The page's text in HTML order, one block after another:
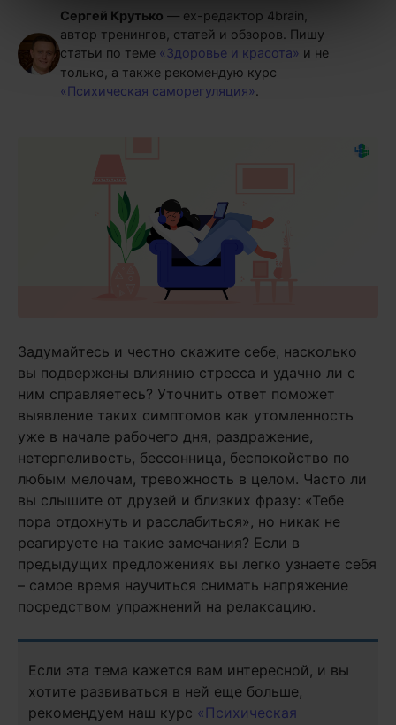
Сергей Крутько — ex-редактор 4brain,
автор тренингов, статей и обзоров. Пишу
статьи по теме «Здоровье и красота» и не
только, а также рекомендую курс
«Психическая саморегуляция».
Задумайтесь и честно скажите себе, насколько
вы подвержены влиянию стресса и удачно ли с
ним справляетесь? Уточнить ответ поможет
выявление таких симптомов как утомленность
уже в начале рабочего дня, раздражение,
нетерпеливость, бессонница, беспокойство по
любым мелочам, тревожность в целом. Часто ли
вы слышите от друзей и близких фразу: «Тебе
пора отдохнуть и расслабиться», но никак не
реагируете на такие замечания? Если в
предыдущих предложениях вы легко узнаете себя
– самое время научиться снимать напряжение
посредством упражнений на релаксацию.
Если эта тема кажется вам интересной, и вы
хотите развиваться в ней еще больше,
рекомендуем наш курс «Психическая